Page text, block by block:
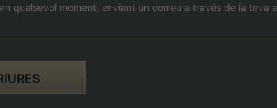
qualsevol moment, enviant un correu a través de la teva